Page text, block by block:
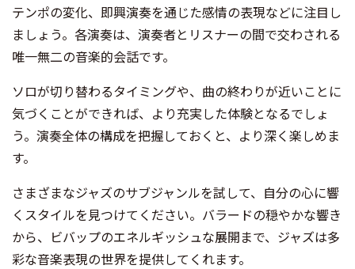
テンポの変化、即興演奏を通じた感情の表現などに注目し
ましょう。各演奏は、演奏者とリスナーの間で交わされる
唯一無二の音楽的会話です。
ソロが切り替わるタイミングや、曲の終わりが近いことに
気づくことができれば、より充実した体験となるでしょ
う。演奏全体の構成を把握しておくと、より深く楽しめま
す。
さまざまなジャズのサブジャンルを試して、自分の心に響
くスタイルを見つけてください。バラードの穏やかな響き
から、ビバップのエネルギッシュな展開まで、ジャズは多
彩な音楽表現の世界を提供してくれます。